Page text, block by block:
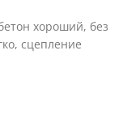
хороший, без
сцепление